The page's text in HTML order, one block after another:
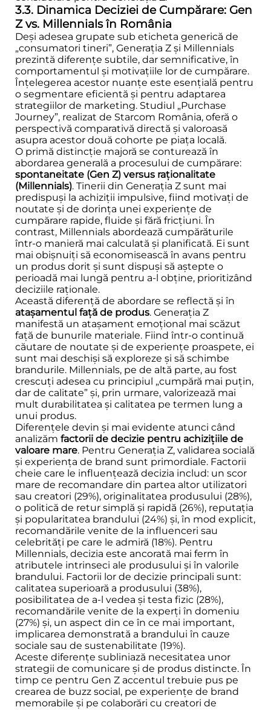
3.3. Dinamica Deciziei de Cumpărare: Gen
Z vs. Millennials în România
Deși adesea grupate sub eticheta generică de
„consumatori tineri”, Generația Z și Millennials
prezintă diferențe subtile, dar semnificative, în
comportamentul și motivațiile lor de cumpărare.
Înțelegerea acestor nuanțe este esențială pentru
o segmentare eficientă și pentru adaptarea
strategiilor de marketing. Studiul „Purchase
Journey”, realizat de Starcom România, oferă o
perspectivă comparativă directă și valoroasă
asupra acestor două cohorte pe piața locală.
O primă distincție majoră se conturează în
abordarea generală a procesului de cumpărare:
spontaneitate (Gen Z) versus raționalitate
(Millennials). Tinerii din Generația Z sunt mai
predispuși la achiziții impulsive, fiind motivați de
noutate și de dorința unei experiențe de
cumpărare rapide, fluide și fără fricțiuni. În
contrast, Millennials abordează cumpărăturile
într-o manieră mai calculată și planificată. Ei sunt
mai obișnuiți să economisească în avans pentru
un produs dorit și sunt dispuși să aștepte o
perioadă mai lungă pentru a-l obține, prioritizând
deciziile raționale.
Această diferență de abordare se reflectă și în
atașamentul față de produs. Generația Z
manifestă un atașament emoțional mai scăzut
față de bunurile materiale. Fiind într-o continuă
căutare de noutate și de experiențe proaspete, ei
sunt mai deschiși să exploreze și să schimbe
brandurile. Millennials, pe de altă parte, au fost
crescuți adesea cu principiul „cumpără mai puțin,
dar de calitate” și, prin urmare, valorizează mai
mult durabilitatea și calitatea pe termen lung a
unui produs.
Diferențele devin și mai evidente atunci când
analizăm factorii de decizie pentru achizițiile de
valoare mare. Pentru Generația Z, validarea socială
și experiența de brand sunt primordiale. Factorii
cheie care le influențează decizia includ: un scor
mare de recomandare din partea altor utilizatori
sau creatori (29%), originalitatea produsului (28%),
o politică de retur simplă și rapidă (26%), reputația
și popularitatea brandului (24%) și, în mod explicit,
recomandările venite de la influenceri sau
celebrități pe care le admiră (18%). Pentru
Millennials, decizia este ancorată mai ferm în
atributele intrinseci ale produsului și în valorile
brandului. Factorii lor de decizie principali sunt:
calitatea superioară a produsului (38%),
posibilitatea de a-l vedea și testa fizic (28%),
recomandările venite de la experți în domeniu
(27%) și, un aspect din ce în ce mai important,
implicarea demonstrată a brandului în cauze
sociale sau de sustenabilitate (19%).
Aceste diferențe subliniază necesitatea unor
strategii de comunicare și de produs distincte. În
timp ce pentru Gen Z accentul trebuie pus pe
crearea de buzz social, pe experiențe de brand
memorabile și pe colaborări cu creatori de